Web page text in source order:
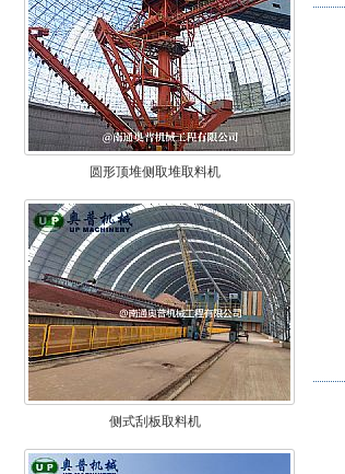
圆形顶堆侧取堆取料机
侧式刮板取料机